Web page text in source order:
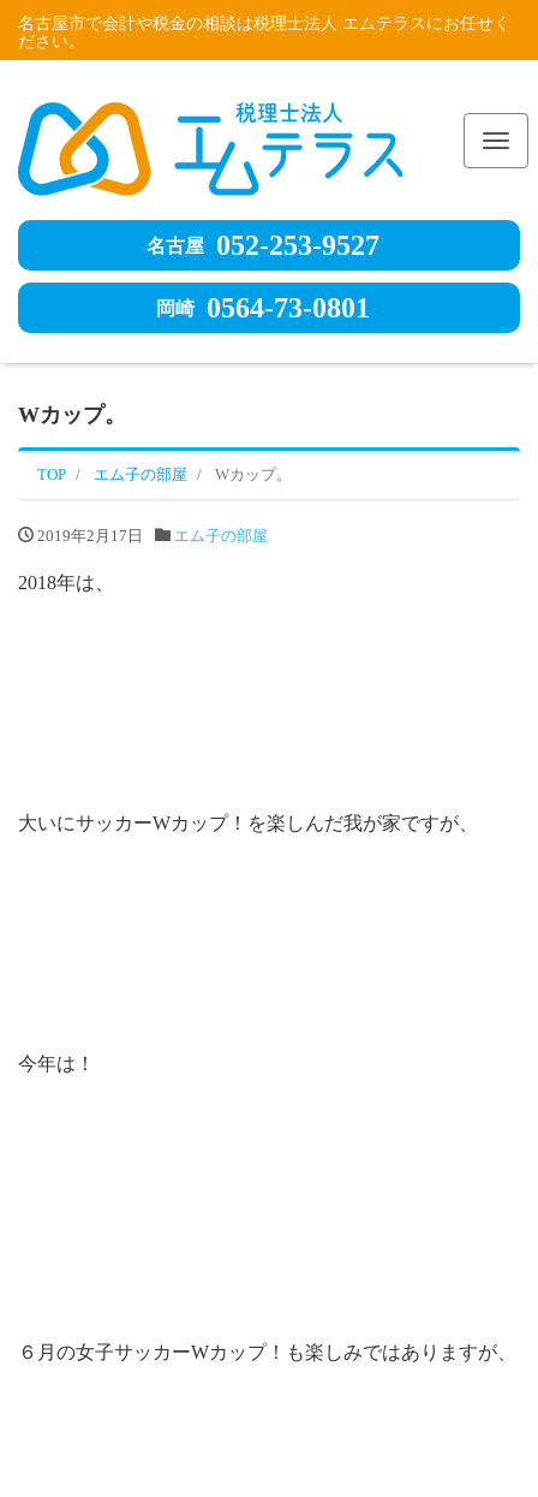
名古屋市で会計や税金の相談は税理士法人 エムテラスにお任せく
ださい。
名古屋 052-253-9527
岡崎 0564-73-0801
Wカップ。
TOP エム子の部屋 Wカップ。
2019年2月17日 エム子の部屋
2018年は、
大いにサッカーWカップ！を楽しんだ我が家ですが、
今年は！
６月の女子サッカーWカップ！も楽しみではありますが、